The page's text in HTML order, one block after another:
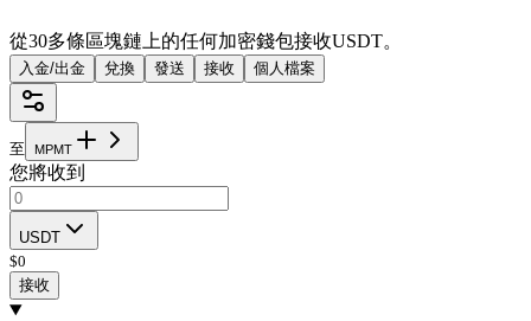
從30多條區塊鏈上的任何加密錢包接收USDT。
入金/出金 兌換 發送 接收 個人檔案
至 MPMT
您將收到
USDT
$0
接收